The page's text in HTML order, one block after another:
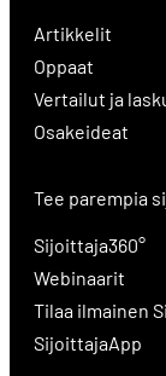
Artikkelit
Oppaat
Vertailut ja
Osakeideat
Tee parempia
Sijoittaja360°
Webinaarit
Tilaa ilmainen
SijoittajaApp